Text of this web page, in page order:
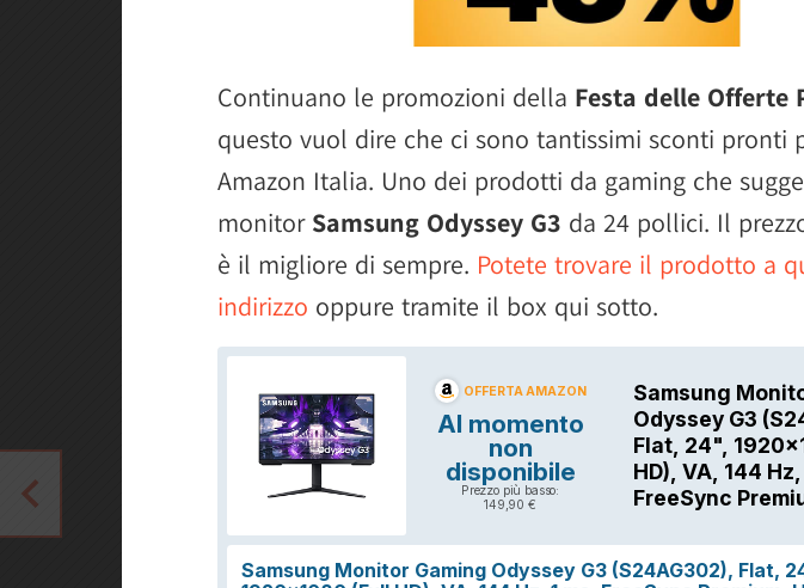
Continuano le promozioni della Festa delle Offerte
questo vuol dire che ci sono tantissimi sconti pronti
Amazon Italia. Uno dei prodotti da gaming che
monitor Samsung Odyssey G3 da 24 pollici. Il
è il migliore di sempre. Potete trovare il prodotto a
indirizzo oppure tramite il box qui sotto.